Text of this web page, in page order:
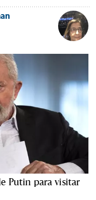
Putin para visitar